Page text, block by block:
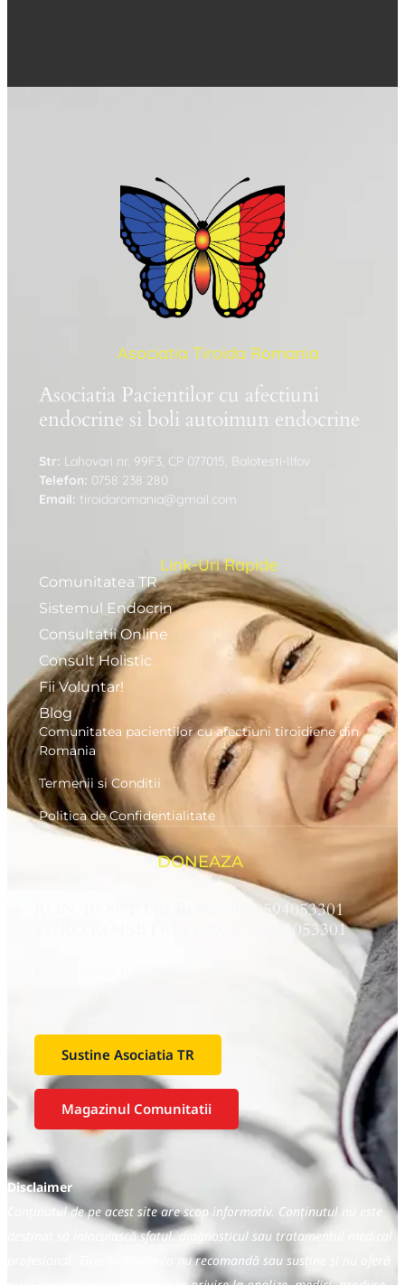
Asociatia Tiroida Romania
Asociatia Pacientilor cu afectiuni
endocrine si boli autoimun endocrine
Str: Lahovari nr. 99F3, CP 077015, Balotesti-Ilfov
Telefon: 0758 238 280
Email: tiroidaromania@gmail.com
Link-Uri Rapide
Comunitatea TR
Sistemul Endocrin
Consultatii Online
Consult Holistic
Fii Voluntar!
Blog
Comunitatea pacientilor cu afectiuni tiroidiene din
Romania
Termenii si Conditii
Politica de Confidentialitate
DONEAZA
RON RO95BTRLRONCRT0594053301
EURO RO45BTRLEURCRT0594053301
Sustine Asociatia TR
Magazinul Comunitatii
Disclaimer
Conținutul de pe acest site are scop informativ. Conținutul nu este
destinat să înlocuiască sfatul, diagnosticul sau tratamentul medical
profesional. Tiroida Romania nu recomandă sau susține și nu oferă